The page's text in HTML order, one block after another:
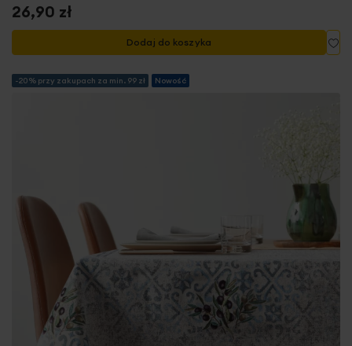
26,90 zł
Dodaj do koszyka
-20% przy zakupach za min. 99 zł Nowość